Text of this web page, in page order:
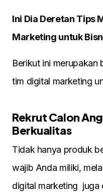
Ini Dia Deretan Tips
Marketing untuk
Berikut ini merupakan
tim digital marketing
Rekrut Calon
Berkualitas
Tidak hanya produk
wajib Anda miliki,
digital marketing juga